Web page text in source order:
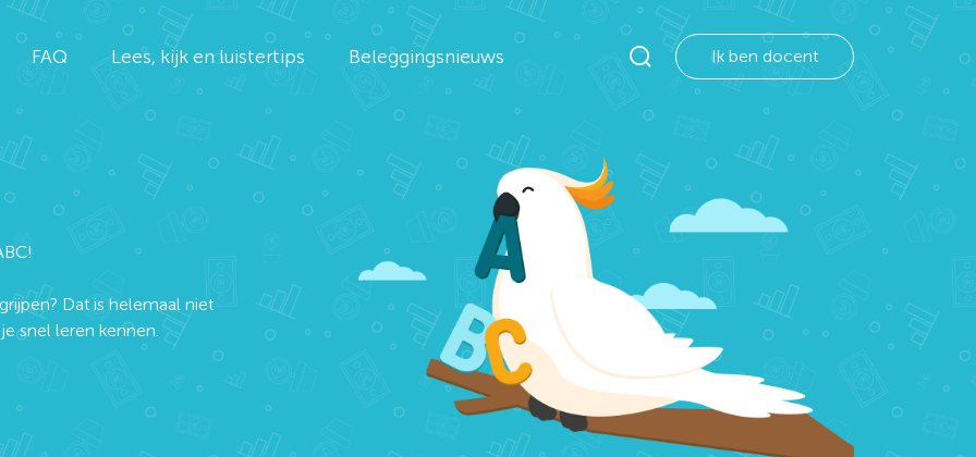
FAQ Lees, kijk en luistertips Beleggingsnieuws Ik ben docent
Dat is helemaal niet
snel leren kennen.